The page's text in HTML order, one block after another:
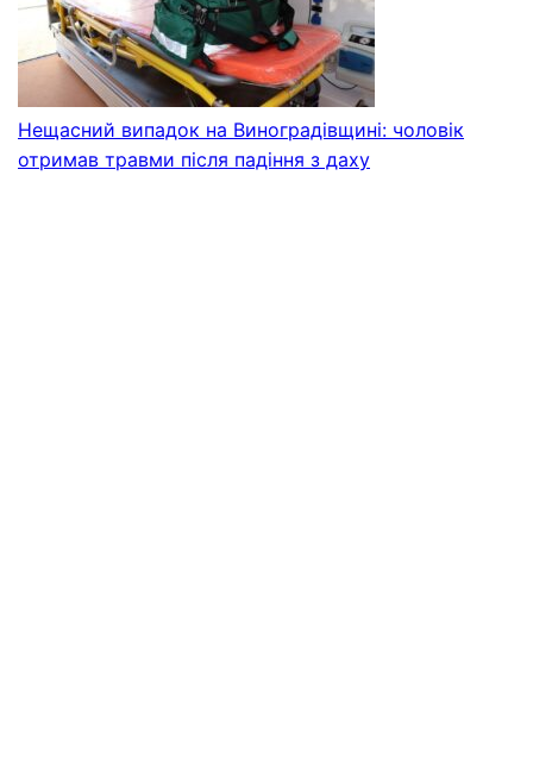
Нещасний випадок на Виноградівщині: чоловік
отримав травми після падіння з даху